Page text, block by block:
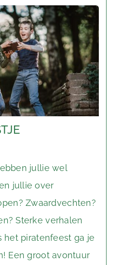
jullie wel
jullie over
Zwaardvechten?
Sterke verhalen
het piratenfeest ga je
Een groot avontuur